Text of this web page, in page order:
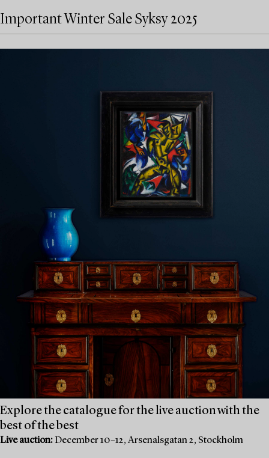
Important Winter Sale Syksy 2025
Explore the catalogue for the live auction with the
best of the best
Live auction: December 10–12, Arsenalsgatan 2, Stockholm